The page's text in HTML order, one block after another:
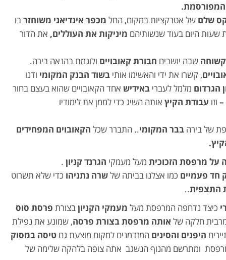
שלם של אטרקציות במקום, החל מכפר אינדיאני משוחזרבו
שעות היום בעוד שנשותיהם מיניקות את העוללים, את הדור
קשוחה שבה יושבים חבורת קאובויים ולוגמת בהנאה בירה.
, קשרו את ידי והאשימו אותי בשוד הבנק המקומי ודנו
הגרדום מלמל לעברי באידיש אחד הקאובויים שהוא בעצם בחור
– וזו עבודת הקיץ אותה השיג כדי לממן את לימודיו
של בירה בבר המקומי.. התברר שכל הקאובוים המפחידים
על מרפסת הזכוכית מעל מעמקי הגרנד קניון .
חד פעמיים כמו אצלנו בביתה שלשרה נתניהו כדי שלא תשרוט
התצפית..
כיצד נדחפה המרפסת מעל מעמקי הקניוןבצורת פרסת סוס
חלקה של אותה מרפסת בצורת פרסה, שמונע את נפילת
היפנים והסינים המזדמנים למקום מוצעת גם טיסה במסוק
ומתרשם מהנוף הנשגב אתה צופה בלהקה שלימה של